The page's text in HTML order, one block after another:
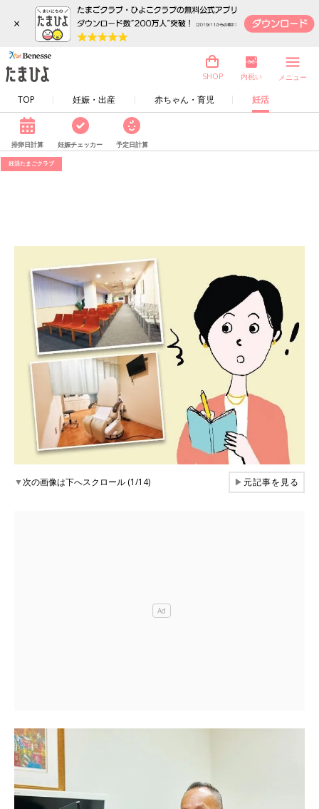
×
TOP 妊娠・出産 赤ちゃん・育児 妊活
SHOP 内祝い メニュー
排卵日計算 妊娠チェッカー 予定日計算
妊活たまごクラブ
▼次の画像は下へスクロール (1/14) ▶元記事を見る